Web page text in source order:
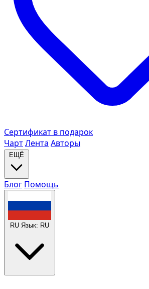
Сертификат в подарок
ЧартЛента Авторы
ЕЩЁ
Блог Помощь
RU Язык: RU